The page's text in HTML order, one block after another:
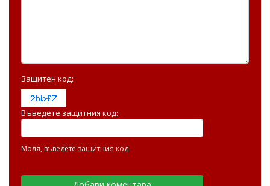
Защитен код:
Въведете защитния код:
Моля, въведете защитния код